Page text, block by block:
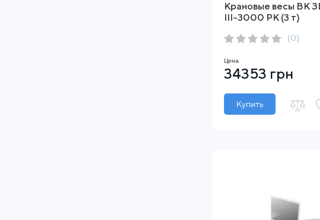
Крановые весы ВК
ІІІ-3000 РК (3 т)
(0)
Цена
34353 грн
Купить